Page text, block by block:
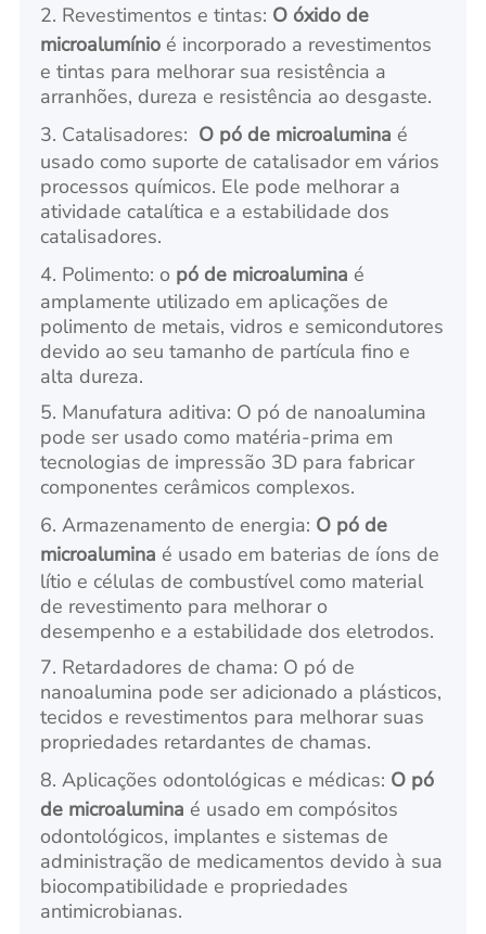
2. Revestimentos e tintas: O óxido de
microalumínio é incorporado a revestimentos
e tintas para melhorar sua resistência a
arranhões, dureza e resistência ao desgaste.
3. Catalisadores: O pó de microalumina é
usado como suporte de catalisador em vários
processos químicos. Ele pode melhorar a
atividade catalítica e a estabilidade dos
catalisadores.
4. Polimento: o pó de microalumina é
amplamente utilizado em aplicações de
polimento de metais, vidros e semicondutores
devido ao seu tamanho de partícula fino e
alta dureza.
5. Manufatura aditiva: O pó de nanoalumina
pode ser usado como matéria-prima em
tecnologias de impressão 3D para fabricar
componentes cerâmicos complexos.
6. Armazenamento de energia: O pó de
microalumina é usado em baterias de íons de
lítio e células de combustível como material
de revestimento para melhorar o
desempenho e a estabilidade dos eletrodos.
7. Retardadores de chama: O pó de
nanoalumina pode ser adicionado a plásticos,
tecidos e revestimentos para melhorar suas
propriedades retardantes de chamas.
8. Aplicações odontológicas e médicas: O pó
de microalumina é usado em compósitos
odontológicos, implantes e sistemas de
administração de medicamentos devido à sua
biocompatibilidade e propriedades
antimicrobianas.